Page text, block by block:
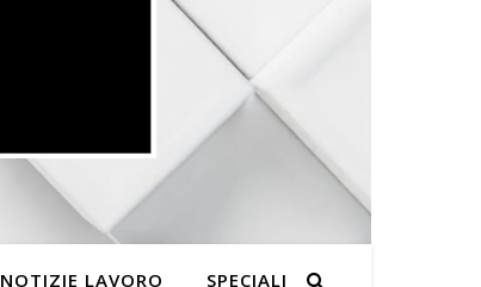
NOTIZIE LAVORO SPECIALI